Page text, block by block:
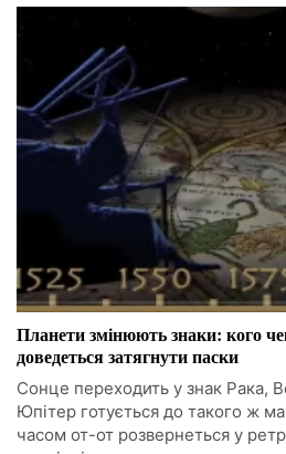
Планети змінюють знаки: кого
доведеться затягнути паски
Сонце переходить у знак Рака,
Юпітер готується до такого ж
часом от-от розвернеться у